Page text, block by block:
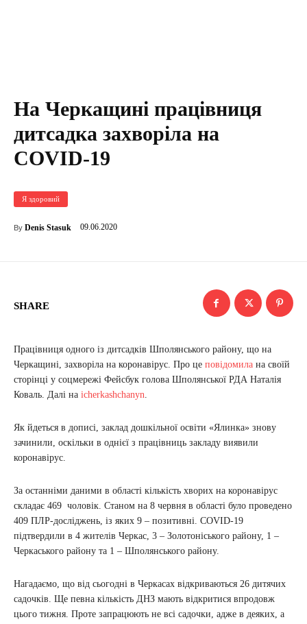
На Черкащині працівниця
дитсадка захворіла на
COVID-19
Я здоровий
By Denis Stasuk 09.06.2020
SHARE
Працівниця одного із дитсадків Шполянського району, що на
Черкащині, захворіла на коронавірус. Про це повідомила на своїй
сторінці у соцмережі Фейсбук голова Шполянської РДА Наталія
Коваль. Далі на icherkashchanyn.
Як йдеться в дописі, заклад дошкільної освіти «Ялинка» знову
зачинили, оскільки в однієї з працівниць закладу виявили
коронавірус.
За останніми даними в області кількість хворих на коронавірус
складає 469 чоловік. Станом на 8 червня в області було проведено
409 ПЛР-досліджень, із яких 9 – позитивні. COVID-19
підтвердили в 4 жителів Черкас, 3 – Золотоніського району, 1 –
Черкаського району та 1 – Шполянського району.
Нагадаємо, що від сьогодні в Черкасах відкриваються 26 дитячих
садочків. Ще певна кількість ДНЗ мають відкритися впродовж
цього тижня. Проте запрацюють не всі садочки, адже в деяких, а